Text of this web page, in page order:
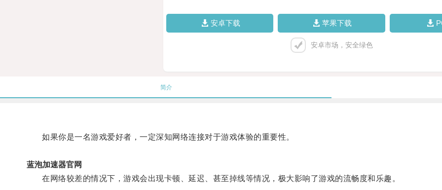
安卓下载 苹果下载
安卓市场，安全绿色
简介
如果你是一名游戏爱好者，一定深知网络连接对于游戏体验的重要性。
蓝泡加速器官网
在网络较差的情况下，游戏会出现卡顿、延迟、甚至掉线等情况，极大影响了游戏的流畅度和乐趣。